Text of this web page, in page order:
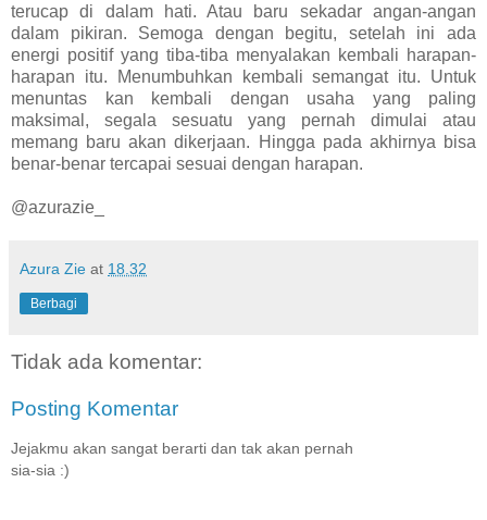
terucap di dalam hati. Atau baru sekadar angan-angan
dalam pikiran. Semoga dengan begitu, setelah ini ada
energi positif yang tiba-tiba menyalakan kembali harapan-
harapan itu. Menumbuhkan kembali semangat itu. Untuk
menuntas kan kembali dengan usaha yang paling
maksimal, segala sesuatu yang pernah dimulai atau
memang baru akan dikerjaan. Hingga pada akhirnya bisa
benar-benar tercapai sesuai dengan harapan.
@azurazie_
Azura Zie at 18.32
Berbagi
Tidak ada komentar:
Posting Komentar
Jejakmu akan sangat berarti dan tak akan pernah
sia-sia :)